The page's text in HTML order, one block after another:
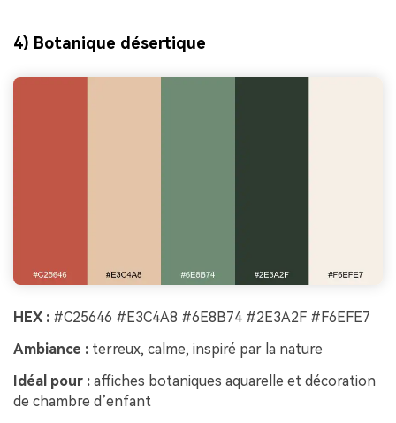
4) Botanique désertique
HEX : #C25646 #E3C4A8 #6E8B74 #2E3A2F #F6EFE7
Ambiance : terreux, calme, inspiré par la nature
Idéal pour : affiches botaniques aquarelle et décoration
de chambre d’enfant